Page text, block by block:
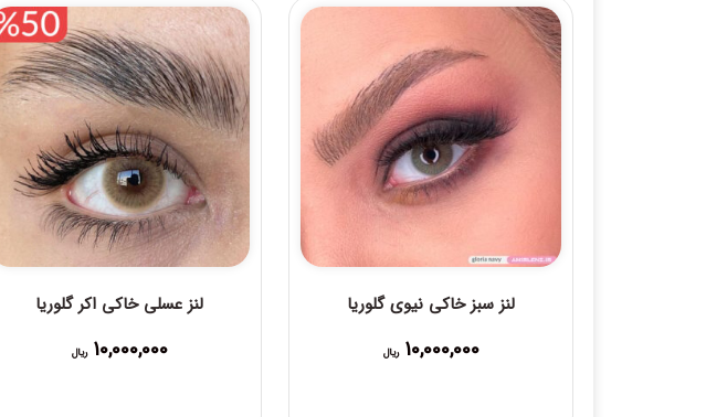
لنز سبز خاکی نیوی گلوریا
10,000,000 ریال
لنز عسلی خاکی اکر گلوریا
10,000,000 ریال